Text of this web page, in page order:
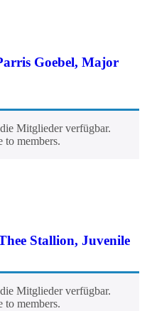
Goebel, Major
Mitglieder verfügbar.
to members.
Stallion, Juvenile
Mitglieder verfügbar.
to members.